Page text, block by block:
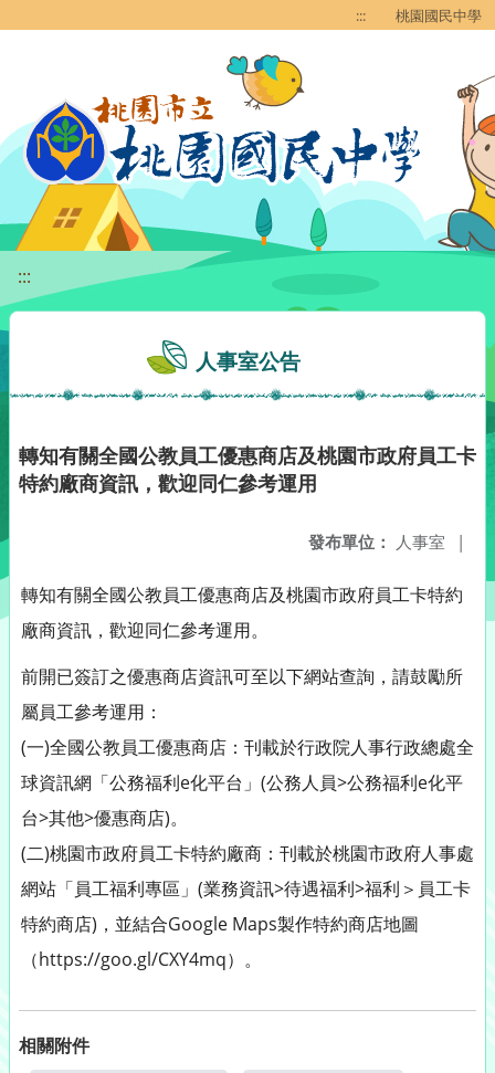
::: 桃園國民中學
:::
人事室公告
轉知有關全國公教員工優惠商店及桃園市政府員工卡
特約廠商資訊，歡迎同仁參考運用
發布單位： 人事室 |
轉知有關全國公教員工優惠商店及桃園市政府員工卡特約
廠商資訊，歡迎同仁參考運用。
前開已簽訂之優惠商店資訊可至以下網站查詢，請鼓勵所
屬員工參考運用：
(一)全國公教員工優惠商店：刊載於行政院人事行政總處全
球資訊網「公務福利e化平台」(公務人員>公務福利e化平
台>其他>優惠商店)。
(二)桃園市政府員工卡特約廠商：刊載於桃園市政府人事處
網站「員工福利專區」(業務資訊>待遇福利>福利＞員工卡
特約商店)，並結合Google Maps製作特約商店地圖
（https://goo.gl/CXY4mq）。
相關附件